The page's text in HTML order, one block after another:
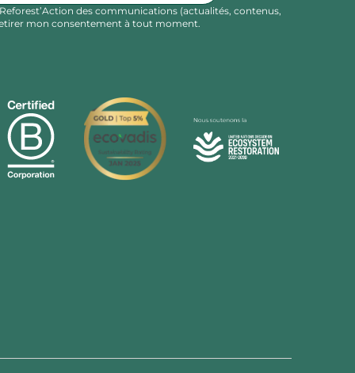
des communications (actualités, contenus,
mon consentement à tout moment.